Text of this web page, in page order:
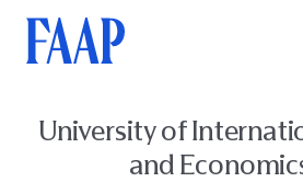
University of
and